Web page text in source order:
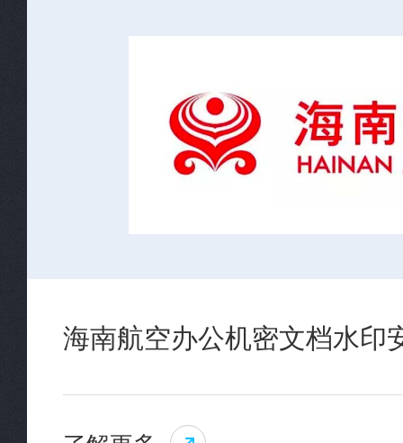
海南航空办公机密文档水印